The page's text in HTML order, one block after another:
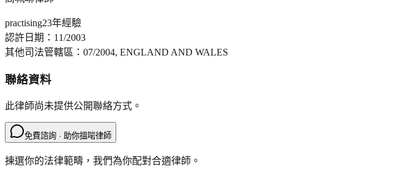
practising23年經驗
認許日期： 11/2003
其他司法管轄區： 07/2004, ENGLAND AND WALES
聯絡資料
此律師尚未提供公開聯絡方式。
免費諮詢 · 助你搵啱律師
揀選你的法律範疇，我們為你配對合適律師。